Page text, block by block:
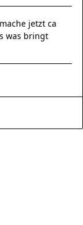
jetzt ca
was bringt